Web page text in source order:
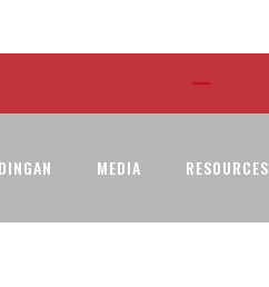
MEDIA RESOURCES